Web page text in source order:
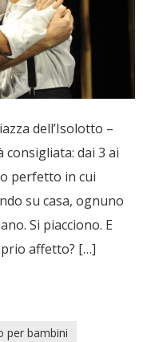
dell’Isolotto –
consigliata: dai 3 ai
perfetto in cui
su casa, ognuno
Si piacciono. E
affetto? […]
per bambini